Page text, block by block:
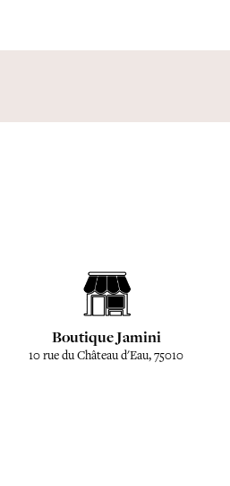
Boutique Jamini
10 rue du Château d'Eau, 75010